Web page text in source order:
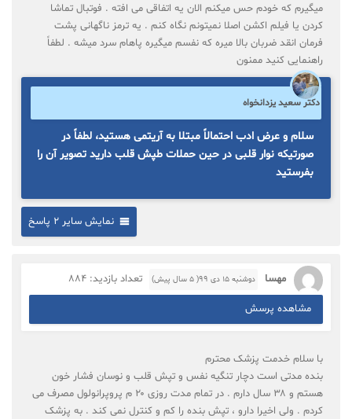
میگیرم که خودم حس میکنم الان یه اتفاقی می افته . فوتبال تماشا
کردن یا فیلم اکشن اصلا نمیتونم نگاه کنم . یه ترمز ناگهانی پشت
فرمان انقد ضربان بالا میره که نفسم میگیره پاهام سرد میشه . لطفاً
راهنمایی کنید ممنون
دکتر سعید یزدانخواه
سلام و عرض ادب احتمالاً مبتلا به آریتمی هستید، لطفاً در
صورتیکه نوار قلبی در حین حملات طپش قلب دارید تصویر آن را
بفرستید
نمایش سایر 2 پاسخ
مهسا دوشنبه ۱۵ دی ۹۹( 5 سال پیش) تعداد بازدید: 884
مشاهده پرسش
با سلام خدمت پزشک محترم
بنده مدتی است دچار تنگیه نفس و تپش قلب و نوسان فشار خون
هستم و ۳۸ سال دارم . در تمام مدت روزی ۲۰ م پروپرانولول مصرف می
کردم . ولی اخیرا دارو ، تپش بنده را کم و کنترل نمی کند . به پزشک